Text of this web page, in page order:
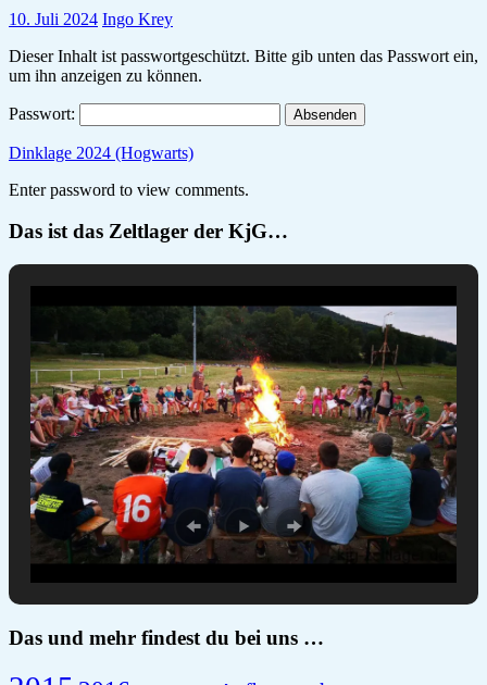
10. Juli 2024 Ingo Krey
Dieser Inhalt ist passwortgeschützt. Bitte gib unten das Passwort ein,
um ihn anzeigen zu können.
Passwort:
Dinklage 2024 (Hogwarts)
Enter password to view comments.
Das ist das Zeltlager der KjG…
Das und mehr findest du bei uns …